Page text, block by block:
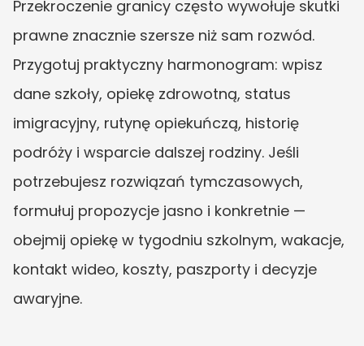
Przekroczenie granicy często wywołuje skutki
prawne znacznie szersze niż sam rozwód.
Przygotuj praktyczny harmonogram: wpisz
dane szkoły, opiekę zdrowotną, status
imigracyjny, rutynę opiekuńczą, historię
podróży i wsparcie dalszej rodziny. Jeśli
potrzebujesz rozwiązań tymczasowych,
formułuj propozycje jasno i konkretnie —
obejmij opiekę w tygodniu szkolnym, wakacje,
kontakt wideo, koszty, paszporty i decyzje
awaryjne.